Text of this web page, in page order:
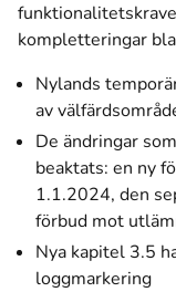
kompletteringar
Nylands
av
De ändringar
beaktats: en ny
1.1.2024, den
förbud mot
Nya kapitel 3.5
loggmarkering